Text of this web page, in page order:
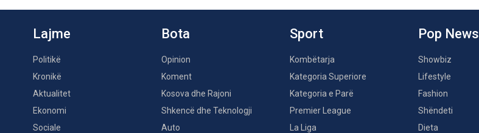
Lajme
Politikë
Kronikë
Aktualitet
Ekonomi
Sociale
Bota
Opinion
Koment
Kosova dhe Rajoni
Shkencë dhe Teknologji
Auto
Sport
Kombëtarja
Kategoria Superiore
Kategoria e Parë
Premier League
La Liga
Pop News
Showbiz
Lifestyle
Fashion
Shëndeti
Dieta